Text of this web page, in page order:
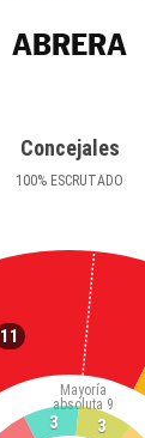
ABRERA
Concejales
100% ESCRUTADO
11
Mayoría
absoluta 9
3
3